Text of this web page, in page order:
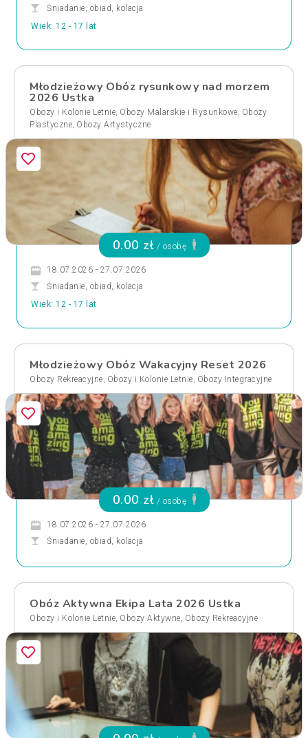
Śniadanie, obiad, kolacja
Wiek: 12 - 17 lat
Młodzieżowy Obóz rysunkowy nad morzem
2026 Ustka
Obozy i Kolonie Letnie, Obozy Malarskie i Rysunkowe, Obozy
Plastyczne, Obozy Artystyczne
0.00 zł / osobę
18.07.2026 - 27.07.2026
Śniadanie, obiad, kolacja
Wiek: 12 - 17 lat
Młodzieżowy Obóz Wakacyjny Reset 2026
Obozy Rekreacyjne, Obozy i Kolonie Letnie, Obozy Integracyjne
0.00 zł / osobę
18.07.2026 - 27.07.2026
Śniadanie, obiad, kolacja
Obóz Aktywna Ekipa Lata 2026 Ustka
Obozy i Kolonie Letnie, Obozy Aktywne, Obozy Rekreacyjne